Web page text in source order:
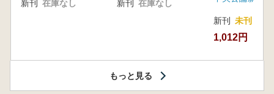
新刊 在庫なし 新刊 在庫なし
新刊 未刊
1,012円
もっと見る